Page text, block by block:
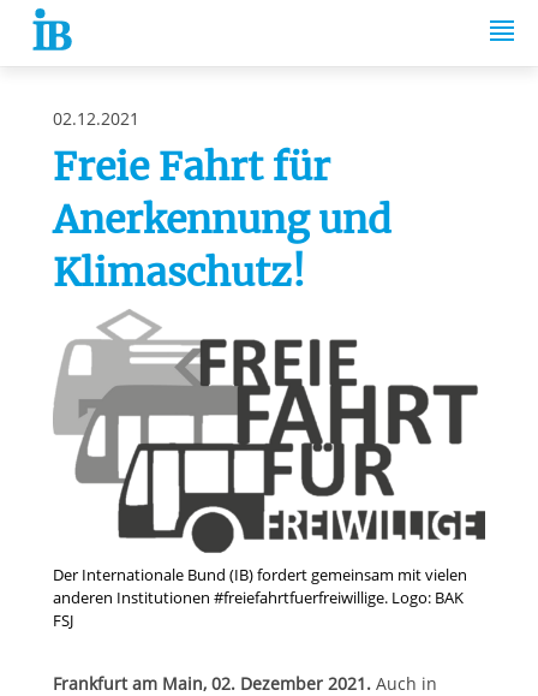
Springe zum Inhalt
02.12.2021
Freie Fahrt für
Anerkennung und
Klimaschutz!
Der Internationale Bund (IB) fordert gemeinsam mit vielen
anderen Institutionen #freiefahrtfuerfreiwillige. Logo: BAK
FSJ
Frankfurt am Main, 02. Dezember 2021.Auch in